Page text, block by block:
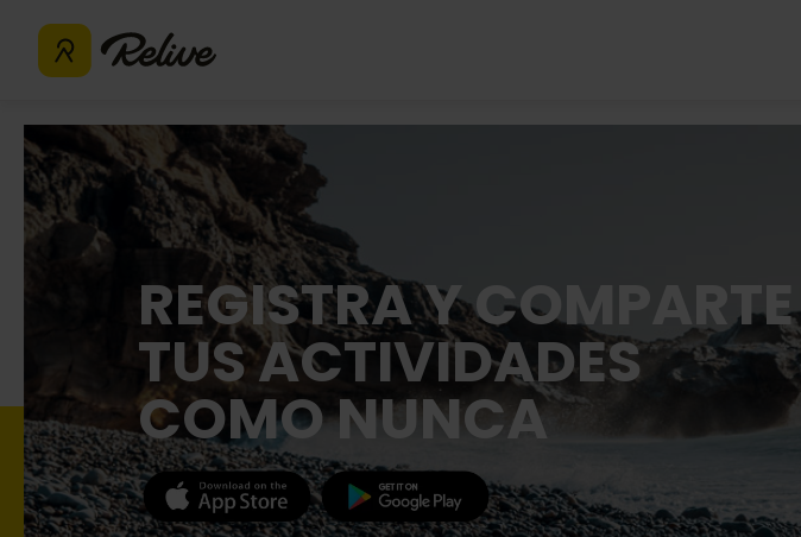
REGISTRA Y COMPARTE
TUS ACTIVIDADES
COMO NUNCA